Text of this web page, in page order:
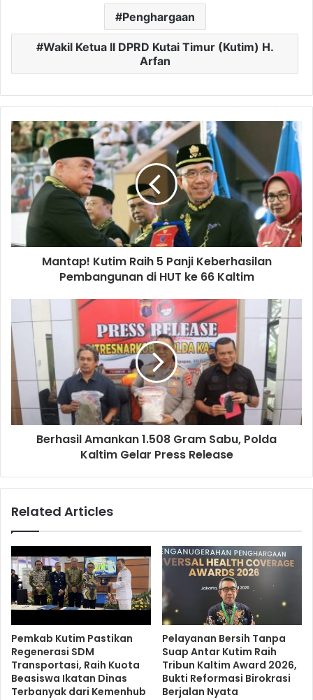
Penghargaan
Wakil Ketua II DPRD Kutai Timur (Kutim) H.
Arfan
Mantap! Kutim Raih 5 Panji Keberhasilan
Pembangunan di HUT ke 66 Kaltim
Berhasil Amankan 1.508 Gram Sabu, Polda
Kaltim Gelar Press Release
Related Articles
Pemkab Kutim Pastikan
Regenerasi SDM
Transportasi, Raih Kuota
Beasiswa Ikatan Dinas
Terbanyak dari Kemenhub
Pelayanan Bersih Tanpa
Suap Antar Kutim Raih
Tribun Kaltim Award 2026,
Bukti Reformasi Birokrasi
Berjalan Nyata